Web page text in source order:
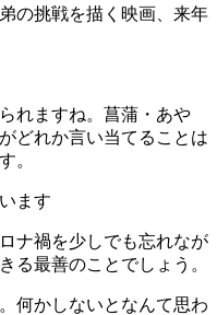
の挑戦を描く映画、来年
れますね。菖蒲・あや
どれか言い当てることは
。
ます
ナ禍を少しでも忘れなが
る最善のことでしょう。
何かしないとなんて思わ